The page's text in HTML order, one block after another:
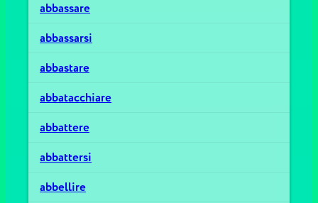
abbassare
abbassarsi
abbastare
abbatacchiare
abbattere
abbattersi
abbellire